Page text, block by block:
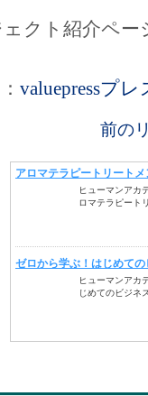
クト紹介ペー
valuepressプ
前の